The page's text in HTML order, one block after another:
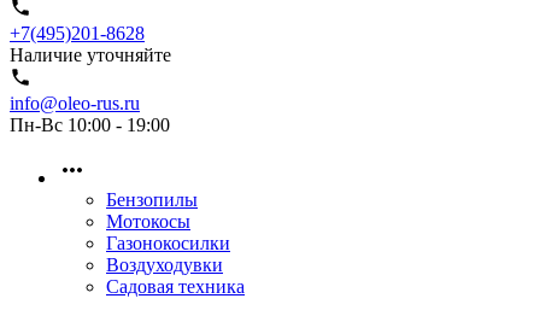
+7(495)201-8628
Наличие уточняйте
info@oleo-rus.ru
Пн-Вс 10:00 - 19:00
Бензопилы
Мотокосы
Газонокосилки
Воздуходувки
Садовая техника